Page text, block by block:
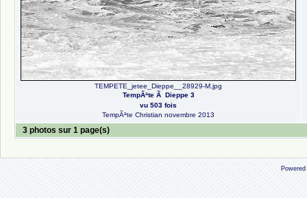
TEMPETE_jetee_Dieppe__28929-M.jpg
TempÃªte Ã Dieppe 3
vu 503 fois
TempÃªte Christian novembre 2013
3 photos sur 1 page(s)